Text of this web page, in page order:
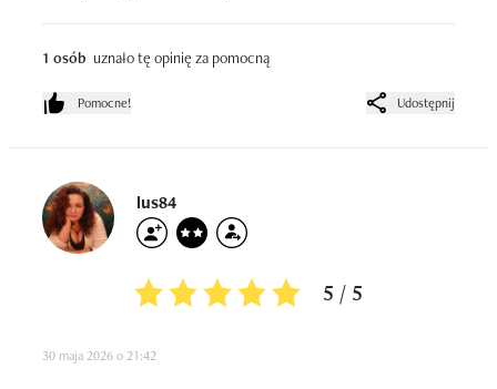
1 osób uznało tę opinię za pomocną
Pomocne! Udostępnij
lus84
5 / 5
30 maja 2026 o 21:42